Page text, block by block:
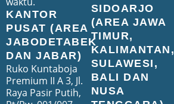
KANTOR
PUSAT (AREA
JABODETABEK
DAN JABAR)
Ruko Kuntaboja
Premium II A 3, Jl.
Raya Pasir Putih,
SIDOARJO
(AREA JAWA
TIMUR,
KALIMANTAN,
SULAWESI,
BALI DAN
NUSA